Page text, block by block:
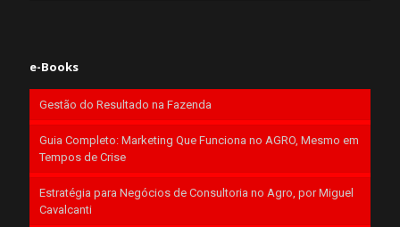
e-Books
Gestão do Resultado na Fazenda
Guia Completo: Marketing Que Funciona no AGRO, Mesmo em
Tempos de Crise
Estratégia para Negócios de Consultoria no Agro, por Miguel
Cavalcanti